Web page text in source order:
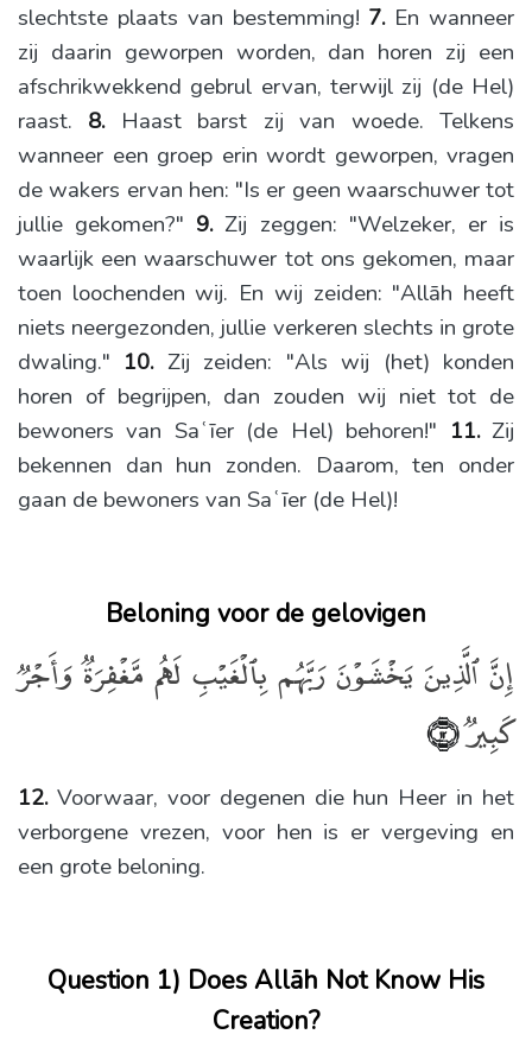
slechtste plaats van bestemming! 7. En wanneer
zij daarin geworpen worden, dan horen zij een
afschrikwekkend gebrul ervan, terwijl zij (de Hel)
raast. 8. Haast barst zij van woede. Telkens
wanneer een groep erin wordt geworpen, vragen
de wakers ervan hen: "Is er geen waarschuwer tot
jullie gekomen?" 9. Zij zeggen: "Welzeker, er is
waarlijk een waarschuwer tot ons gekomen, maar
toen loochenden wij. En wij zeiden: "Allāh heeft
niets neergezonden, jullie verkeren slechts in grote
dwaling." 10. Zij zeiden: "Als wij (het) konden
horen of begrijpen, dan zouden wij niet tot de
bewoners van Saʿīer (de Hel) behoren!" 11. Zij
bekennen dan hun zonden. Daarom, ten onder
gaan de bewoners van Saʿīer (de Hel)!
Beloning voor de gelovigen
12. Voorwaar, voor degenen die hun Heer in het
verborgene vrezen, voor hen is er vergeving en
een grote beloning.
إِنَّ ٱلَّذِينَ يَخْشَوْنَ رَبَّهُم بِٱلْغَيْبِ لَهُم مَّغْفِرَةٌۭ وَأَجْرٌۭ
كَبِيرٌۭ﴿١٢﴾
Question 1) Does Allāh Not Know His
Creation?